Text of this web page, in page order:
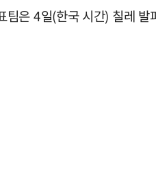
은 4일(한국 시간) 칠레